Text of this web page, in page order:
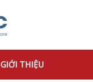
GIỚI THIỆU